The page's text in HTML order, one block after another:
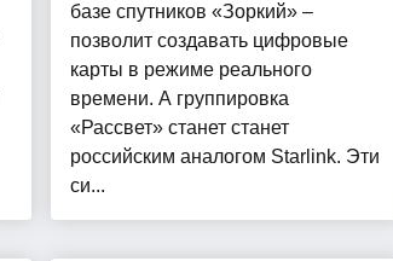
базе спутников «Зоркий» –
позволит создавать цифровые
карты в режиме реального
времени. А группировка
«Рассвет» станет станет
российским аналогом Starlink. Эти
си...